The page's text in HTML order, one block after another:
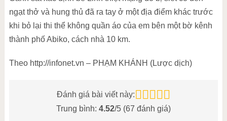
ngạt thở và hung thủ đã ra tay ở một địa điểm khác trước
khi bỏ lại thi thể không quần áo của em bên một bờ kênh
thành phố Abiko, cách nhà 10 km.
Theo http://infonet.vn – PHẠM KHÁNH (Lược dịch)
Đánh giá bài viết này:
Trung bình: 4.52/5 (67 đánh giá)